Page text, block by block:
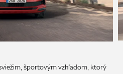
športovým vzhľadom, ktorý